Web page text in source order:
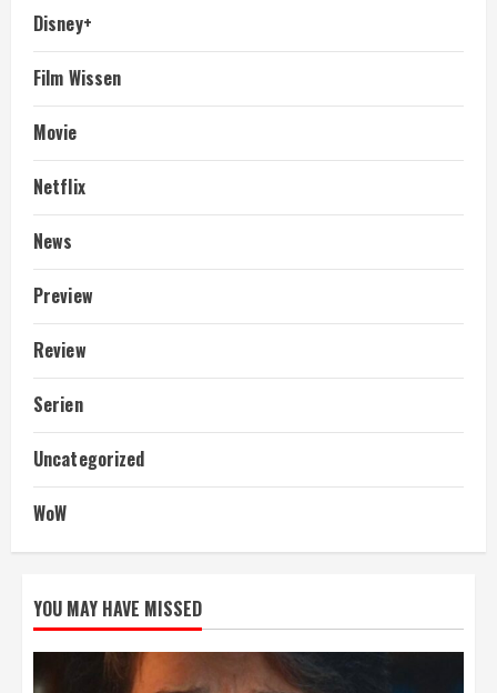
Disney+
Film Wissen
Movie
Netflix
News
Preview
Review
Serien
Uncategorized
WoW
YOU MAY HAVE MISSED